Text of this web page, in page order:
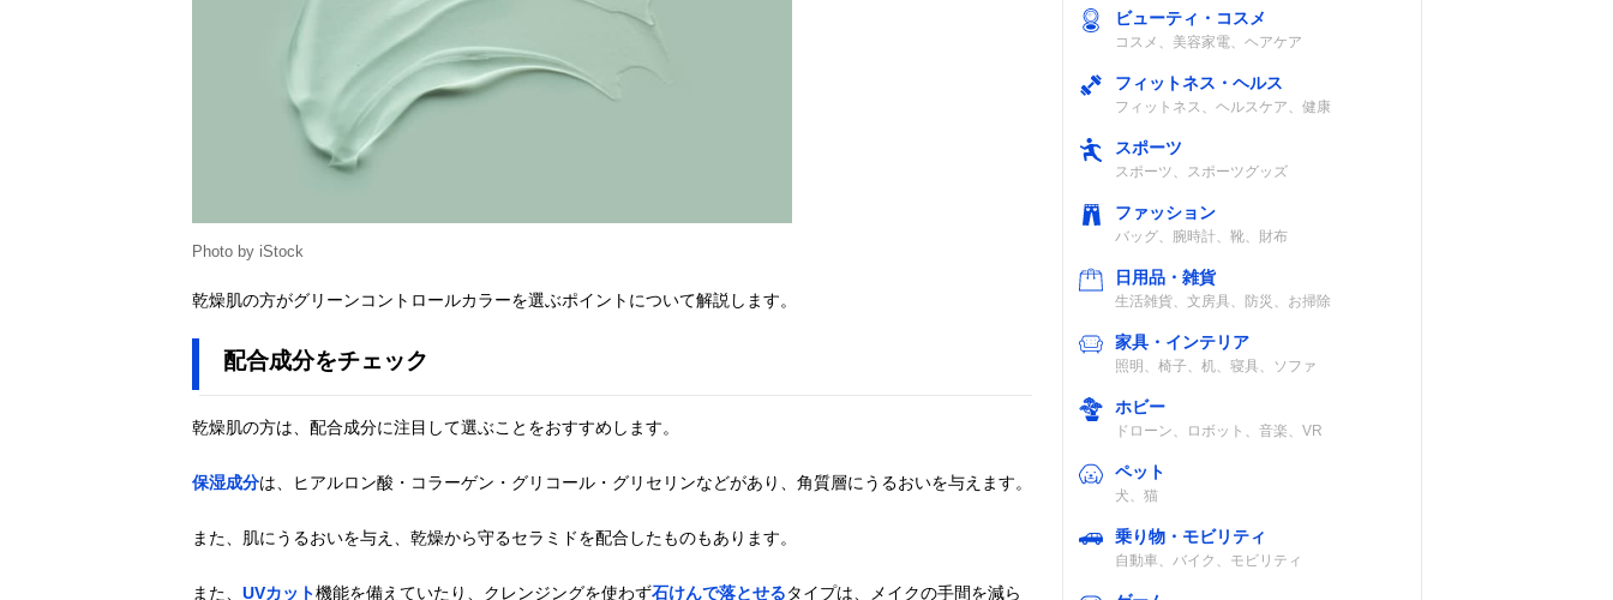
Photo by iStock
乾燥肌の方がグリーンコントロールカラーを選ぶポイントについて解説します。
配合成分をチェック
乾燥肌の方は、配合成分に注目して選ぶことをおすすめします。
保湿成分は、ヒアルロン酸・コラーゲン・グリコール・グリセリンなどがあり、角質層にうるおいを与えます。
また、肌にうるおいを与え、乾燥から守るセラミドを配合したものもあります。
また、 UVカット機能を備えていたり、クレンジングを使わず石けんで落とせるタイプは、メイクの手間を減ら
ビューティ・コスメ
コスメ、美容家電、ヘアケア
フィットネス・ヘルス
フィットネス、ヘルスケア、健康
スポーツ
スポーツ、スポーツグッズ
ファッション
バッグ、腕時計、靴、財布
日用品・雑貨
生活雑貨、文房具、防災、お掃除
家具・インテリア
照明、椅子、机、寝具、ソファ
ホビー
ドローン、ロボット、音楽、VR
ペット
犬、猫
乗り物・モビリティ
自動車、バイク、モビリティ